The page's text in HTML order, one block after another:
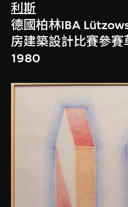
利斯
德國柏林IBA
房建築設計比賽參賽
1980